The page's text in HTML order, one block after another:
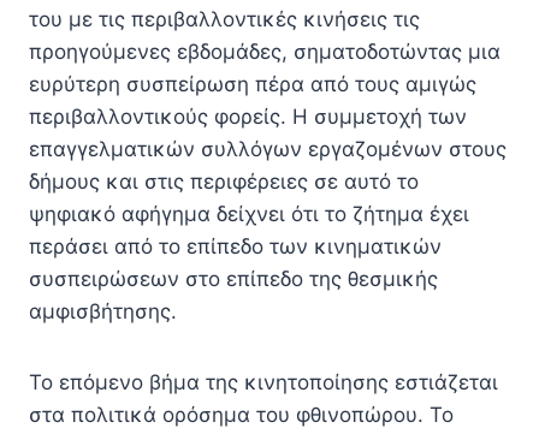
του με τις περιβαλλοντικές κινήσεις τις
προηγούμενες εβδομάδες, σηματοδοτώντας μια
ευρύτερη συσπείρωση πέρα από τους αμιγώς
περιβαλλοντικούς φορείς. Η συμμετοχή των
επαγγελματικών συλλόγων εργαζομένων στους
δήμους και στις περιφέρειες σε αυτό το
ψηφιακό αφήγημα δείχνει ότι το ζήτημα έχει
περάσει από το επίπεδο των κινηματικών
συσπειρώσεων στο επίπεδο της θεσμικής
αμφισβήτησης.
Το επόμενο βήμα της κινητοποίησης εστιάζεται
στα πολιτικά ορόσημα του φθινοπώρου. Το